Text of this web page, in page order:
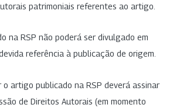
patrimoniais referentes ao artigo.
na RSP não poderá ser divulgado em
referência à publicação de origem.
artigo publicado na RSP deverá assinar
de Direitos Autorais (em momento